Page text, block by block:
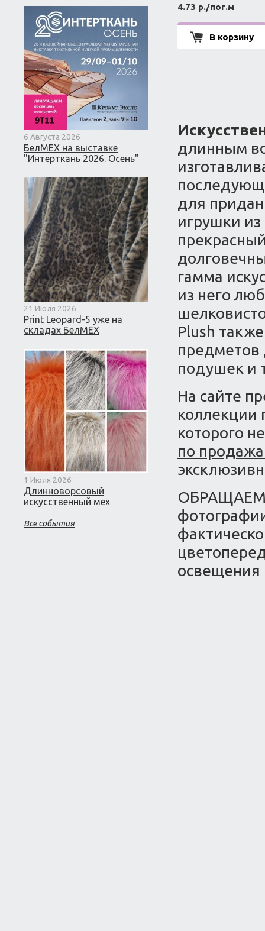
6 Августа 2026
БелМЕХ на выставке
"Интерткань 2026. Осень"
21 Июля 2026
Print Leopard-5 уже на
складах БелМЕХ
1 Июля 2026
Длинноворсовый
искусственный мех
Все события
4.73 р./пог.м
В корзину
длинным
для
игрушки
гамма
из него
Plush
предметов
подушек и
На сайте
коллекции
которого
по
ОБРАЩАЕМ
освещения